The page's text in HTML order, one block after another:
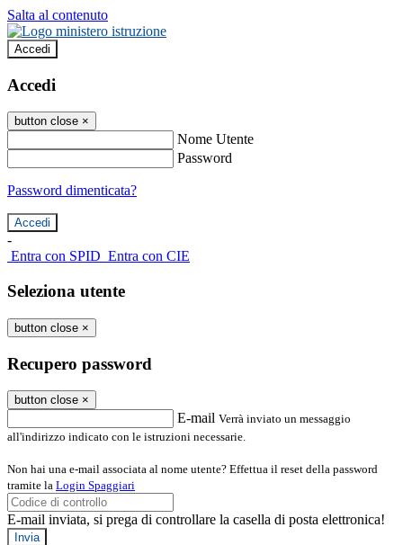
Salta al contenuto
Accedi
Accedi
button close ×
Nome Utente
Password
Password dimenticata?
-
Entra con SPID Entra con CIE
Seleziona utente
button close ×
Recupero password
button close ×
E-mail Verrà inviato un messaggio
all'indirizzo indicato con le istruzioni necessarie.
Non hai una e-mail associata al nome utente? Effettua il reset della password
tramite la Login Spaggiari
E-mail inviata, si prega di controllare la casella di posta elettronica!